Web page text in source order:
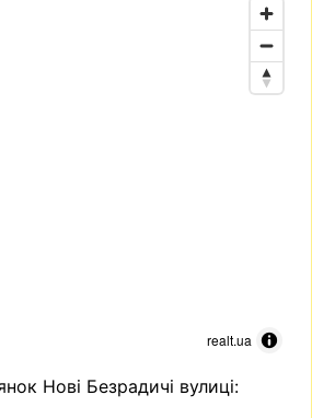
realt.ua
Нові Безрадичі вулиці: